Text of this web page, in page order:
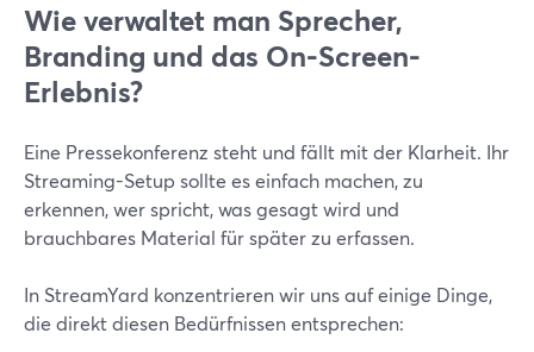
Wie verwaltet man Sprecher,
Branding und das On-Screen-
Erlebnis?
Eine Pressekonferenz steht und fällt mit der Klarheit. Ihr
Streaming-Setup sollte es einfach machen, zu
erkennen, wer spricht, was gesagt wird und
brauchbares Material für später zu erfassen.
In StreamYard konzentrieren wir uns auf einige Dinge,
die direkt diesen Bedürfnissen entsprechen: